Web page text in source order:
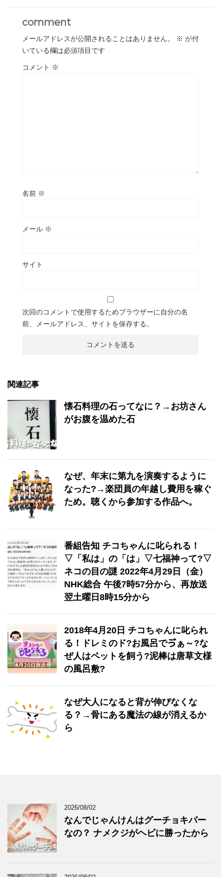
comment
メールアドレスが公開されることはありません。 ※ が付
いている欄は必須項目です
コメント ※
名前 ※
メール ※
サイト
次回のコメントで使用するためブラウザーに自分の名
前、メールアドレス、サイトを保存する。
関連記事
懐石料理の石ってなに？→お坊さん
がお腹を温めた石
なぜ、年末に第九を演奏するように
なった?→楽団員の年越し費用を稼ぐ
ため。聴くから参加する作品へ。
番組告知 チコちゃんに叱られる！
▽「私は」の「は」▽七福神って?▽
ネコの目の謎 2022年4月29日（金）
NHK総合 午後7時57分から、再放送
翌土曜日8時15分から
2018年4月20日 チコちゃんに叱られ
る！ドレミのド?お風呂でゔぁ～?な
ぜ人はペットを飼う?泥棒は唐草文様
の風呂敷?
なぜ大人になると背が伸びなくな
る？→骨にある魔法の線が消えるか
ら
2026/08/02
なんでじゃんけんはグーチョキパー
なの？ ナメクジがヘビに勝ったから